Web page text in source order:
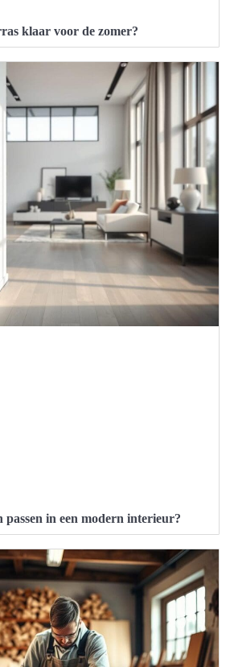
klaar voor de zomer?
passen in een modern interieur?